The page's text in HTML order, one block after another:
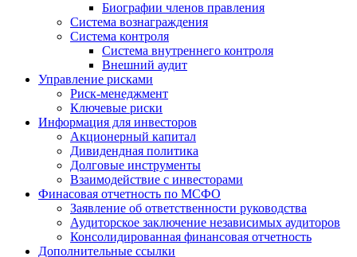
Биографии членов правления
Система вознаграждения
Система контроля
Система внутреннего контроля
Внешний аудит
Управление рисками
Риск-менеджмент
Ключевые риски
Информация для инвесторов
Акционерный капитал
Дивидендная политика
Долговые инструменты
Взаимодействие с инвеcторами
Финасовая отчетность по МСФО
Заявление об ответственности руководства
Аудиторское заключение независимых аудиторов
Консолидированная финансовая отчетность
Дополнительные ссылки